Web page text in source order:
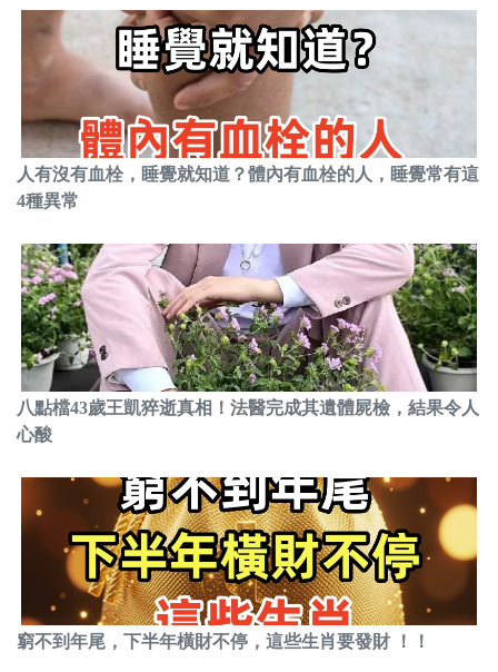
人有沒有血栓，睡覺就知道？體內有血栓的人，睡覺常有這
4種異常
八點檔43歲王凱猝逝真相！法醫完成其遺體屍檢，結果令人
心酸
窮不到年尾，下半年橫財不停，這些生肖要發財 ！！